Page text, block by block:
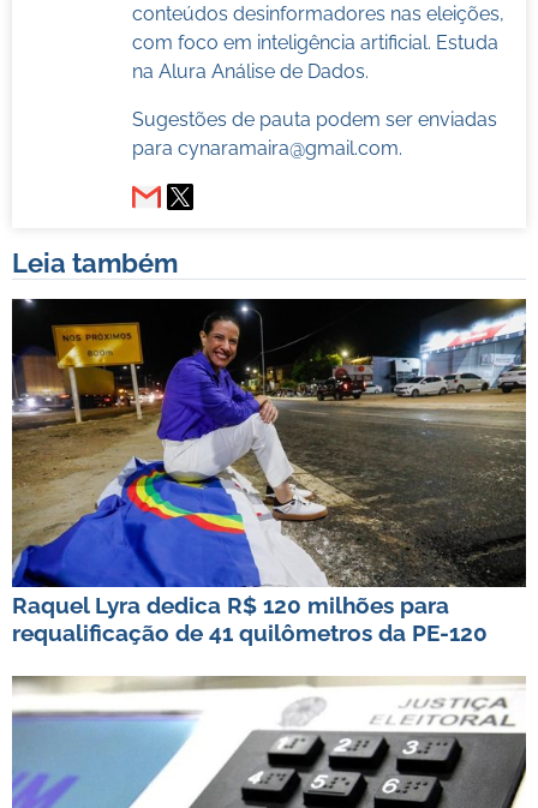
conteúdos desinformadores nas eleições,
com foco em inteligência artificial. Estuda
na Alura Análise de Dados.
Sugestões de pauta podem ser enviadas
para cynaramaira@gmail.com.
Leia também
Raquel Lyra dedica R$ 120 milhões para
requalificação de 41 quilômetros da PE-120